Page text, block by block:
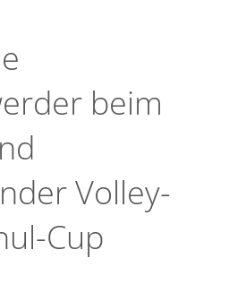
beim
Volley-
Cup